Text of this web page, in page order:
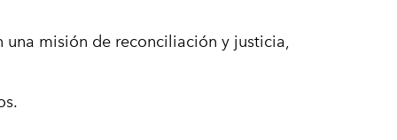
misión de reconciliación y justicia,